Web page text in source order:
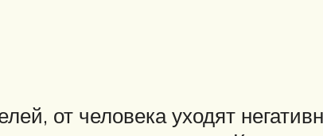
от человека уходят